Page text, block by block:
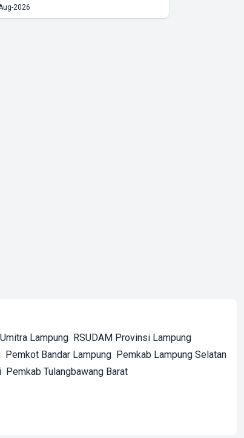
2026
Umitra Lampung RSUDAM Provinsi Lampung
Pemkot Bandar Lampung Pemkab Lampung Selatan
Pemkab Tulangbawang Barat